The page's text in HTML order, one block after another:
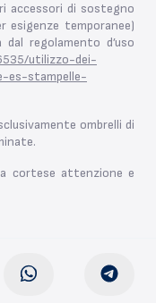
accessori di sostegno
esigenze temporanee)
regolamento d’uso
utilizzo-dei-
es-stampelle-
ombrelli di
cortese attenzione e